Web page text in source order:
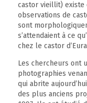
castor vieillit) existe
observations de
sont
s’attendaient à ce
chez le castor
Les chercheurs ont
photographies
qui abrite
des plus anciens